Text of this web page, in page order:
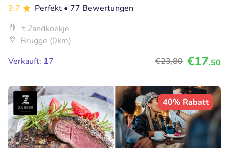
9.7
Perfekt • 77 Bewertungen
't Zandkoekje
Brugge (0km)
Verkauft: 17
€23,80 €17,50
40% Rabatt